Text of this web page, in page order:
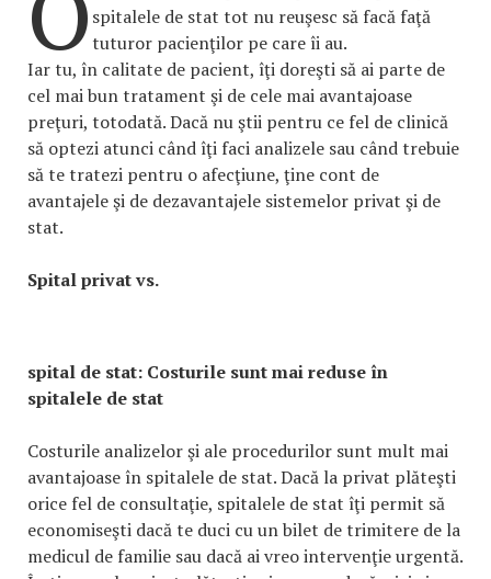
spitalele de stat tot nu reuşesc să facă faţă
tuturor pacienţilor pe care îi au.
Iar tu, în calitate de pacient, îţi doreşti să ai parte de
cel mai bun tratament şi de cele mai avantajoase
preţuri, totodată. Dacă nu ştii pentru ce fel de clinică
să optezi atunci când îţi faci analizele sau când trebuie
să te tratezi pentru o afecţiune, ţine cont de
avantajele şi de dezavantajele sistemelor privat şi de
stat.
Spital privat vs.
spital de stat: Costurile sunt mai reduse în
spitalele de stat
Costurile analizelor şi ale procedurilor sunt mult mai
avantajoase în spitalele de stat. Dacă la privat plăteşti
orice fel de consultaţie, spitalele de stat îţi permit să
economiseşti dacă te duci cu un bilet de trimitere de la
medicul de familie sau dacă ai vreo intervenţie urgentă.